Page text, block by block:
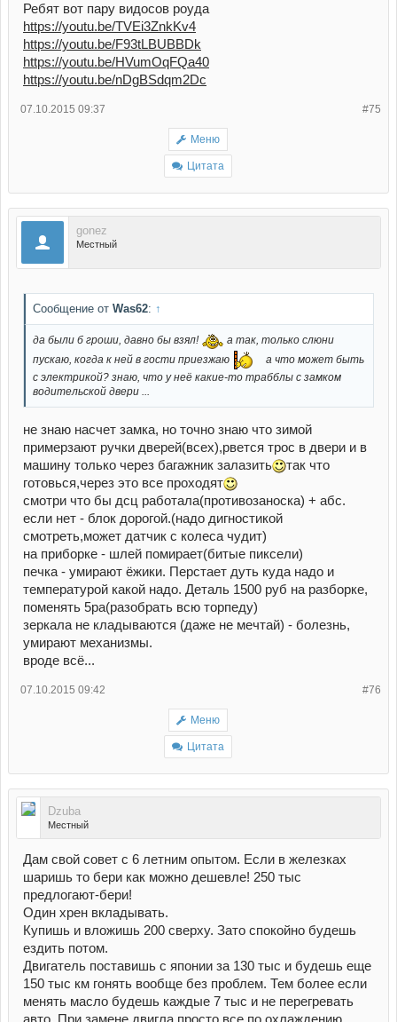
Ребят вот пару видосов роуда
https://youtu.be/TVEi3ZnkKv4
https://youtu.be/F93tLBUBBDk
https://youtu.be/HVumOqFQa40
https://youtu.be/nDgBSdqm2Dc
#75
07.10.2015 09:37
Меню
Цитата
gonez
Местный
Сообщение от Was62: ↑
да были б гроши, давно бы взял!
а так, только слюни
пускаю, когда к ней в гости приезжаю
а что может быть
с электрикой? знаю, что у неё какие-то трабблы с замком
водительской двери ...
не знаю насчет замка, но точно знаю что зимой
примерзают ручки дверей(всех),рвется трос в двери и в
машину только через багажник залазить
так что
готовься,через это все проходят
смотри что бы дсц работала(противозаноска) + абс.
если нет - блок дорогой.(надо дигностикой
смотреть,может датчик с колеса чудит)
на приборке - шлей помирает(битые пиксели)
печка - умирают ёжики. Перстает дуть куда надо и
температурой какой надо. Деталь 1500 руб на разборке,
поменять 5ра(разобрать всю торпеду)
зеркала не кладываются (даже не мечтай) - болезнь,
умирают механизмы.
вроде всё...
#76
07.10.2015 09:42
Меню
Цитата
Dzuba
Местный
Дам свой совет с 6 летним опытом. Если в железках
шаришь то бери как можно дешевле! 250 тыс
предлогают-бери!
Один хрен вкладывать.
Купишь и вложишь 200 сверху. Зато спокойно будешь
ездить потом.
Двигатель поставишь с японии за 130 тыс и будешь еще
150 тыс км гонять вообще без проблем. Тем более если
менять масло будешь каждые 7 тыс и не перегревать